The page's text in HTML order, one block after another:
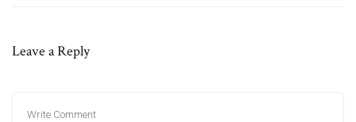
Leave a Reply